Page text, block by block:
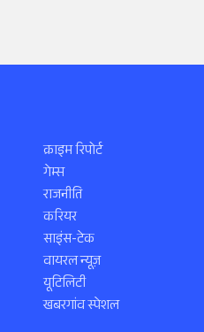
क्राइम रिपोर्ट
गेम्स
राजनीति
करियर
साइंस-टेक
वायरल न्यूज़
यूटिलिटी
खबरगांव स्पेशल